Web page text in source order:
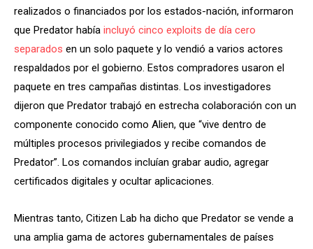
realizados o financiados por los estados-nación, informaron
que Predator había incluyó cinco exploits de día cero
separados en un solo paquete y lo vendió a varios actores
respaldados por el gobierno. Estos compradores usaron el
paquete en tres campañas distintas. Los investigadores
dijeron que Predator trabajó en estrecha colaboración con un
componente conocido como Alien, que “vive dentro de
múltiples procesos privilegiados y recibe comandos de
Predator”. Los comandos incluían grabar audio, agregar
certificados digitales y ocultar aplicaciones.
Mientras tanto, Citizen Lab ha dicho que Predator se vende a
una amplia gama de actores gubernamentales de países